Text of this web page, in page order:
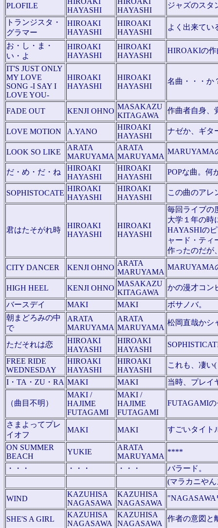
PLOFILE
HAYASHI
HAYASHI
ジャズのスタ
トランジスタ・
グラマー
HIROAKI
HAYASHI
HIROAKI
HAYASHI
よく出来てい
お・し・ま・
い・よ
HIROAKI
HAYASHI
HIROAKI
HAYASHI
HIROAKIの作
IT'S JUST ONLY
MY LOVE
SONG -I SAY I
LOVE YOU-
HIROAKI
HAYASHI
HIROAKI
HAYASHI
名曲・・・か
FADE OUT KENJI OHNO
MASAKAZU
KITAGAWA
作曲者自身、
LOVE MOTION A.YANO
HIROAKI
HAYASHI
ナゼか、ギタ
LOOK SO LIKE
ARATA
MARUYAMA
ARATA
MARUYAMA
MARUYAMA
だ・め・だ・ね
HIROAKI
HAYASHI
HIROAKI
HAYASHI
POPな曲。何
SOPHISTOCATE
HIROAKI
HAYASHI
HIROAKI
HAYASHI
この曲のアレ
君はたそがれ時
HIROAKI
HAYASHI
HIROAKI
HAYASHI
毎回ライブの
大学１年の時
HAYASHIの
ャード・ティ
作ったのだが
CITY DANCER KENJI OHNO
ARATA
MARUYAMA
MARUYAMA
HIGH HEEL KENJI OHNO
MASAKAZU
KITAGAWA
かの漫才コン
バースデイ MAKI MAKI
ボサノバ。
朝まどろみの中
で
ARATA
MARUYAMA
ARATA
MARUYAMA
松岡直哉かシ
ただそれは恋
HIROAKI
HAYASHI
HIROAKI
HAYASHI
FREE RIDE
WEDNESDAY
HIROAKI
HAYASHI
HIROAKI
HAYASHI
これも、凄い
I・TA・ZU・RA MAKI MAKI 当時、プレイ
（曲目不明）
MAKI /
HAJIME
FUTAGAMI
MAKI /
HAJIME
FUTAGAMI
FUTAGAMI
さまよってプレ
イオフ
MAKI MAKI すごいタイト
ON SUMMER
BEACH
YUKIE
ARATA
MARUYAMA
****
・・・
・・・ ・・・
バラード。
(マラカニやん
WIND
KAZUHISA
NAGASAWA
KAZUHISA
NAGASAWA
SHE'S A GIRL
KAZUHISA
NAGASAWA
KAZUHISA
NAGASAWA
作者の意図と